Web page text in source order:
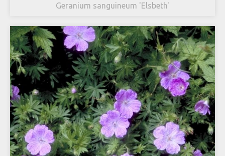
Geranium sanguineum 'Elsbeth'